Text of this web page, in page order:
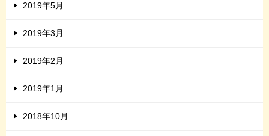
2019年5月
2019年3月
2019年2月
2019年1月
2018年10月